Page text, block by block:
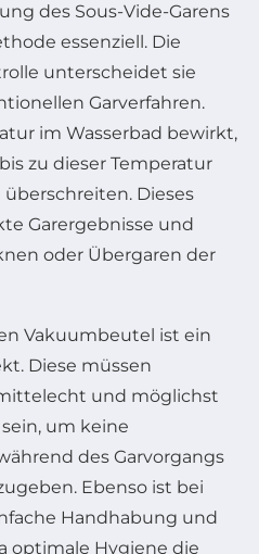
des Sous-Vide-Garens
essenziell. Die
unterscheidet sie
Garverfahren.
im Wasserbad bewirkt,
zu dieser Temperatur
Dieses
Garergebnisse und
oder Übergaren der
Vakuumbeutel ist ein
Diese müssen
und möglichst
um keine
des Garvorgangs
Ebenso ist bei
Handhabung und
optimale Hygiene die